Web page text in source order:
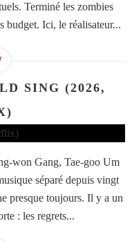
Terminé les zombies
budget. Ici, le réalisateur...
SING (2026,
won Gang, Tae-goo Um
séparé depuis vingt
presque toujours. Il y a un
: les regrets...